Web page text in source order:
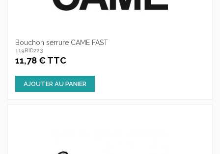
Bouchon serrure CAME FAST
119RID223
11,78 € TTC
AJOUTER AU PANIER